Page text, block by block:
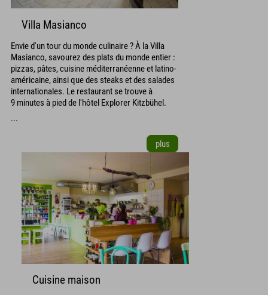
Villa Masianco
Envie d'un tour du monde culinaire ? À la Villa
Masianco, savourez des plats du monde entier :
pizzas, pâtes, cuisine méditerranéenne et latino-
américaine, ainsi que des steaks et des salades
internationales. Le restaurant se trouve à
9 minutes à pied de l'hôtel Explorer Kitzbühel.
...
plus
Cuisine maison